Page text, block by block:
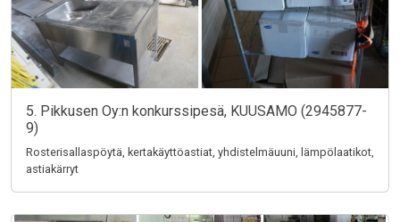
5. Pikkusen Oy:n konkurssipesä, KUUSAMO (2945877-
9)
Rosterisallaspöytä, kertakäyttöastiat, yhdistelmäuuni, lämpölaatikot,
astiakärryt